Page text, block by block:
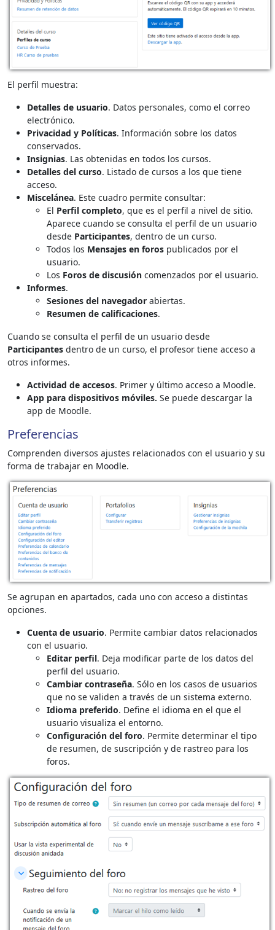
El perfil muestra:
Detalles de usuario. Datos personales, como el correo
electrónico.
Privacidad y Políticas. Información sobre los datos
conservados.
Insignias. Las obtenidas en todos los cursos.
Detalles del curso. Listado de cursos a los que tiene
acceso.
Miscelánea. Este cuadro permite consultar:
El Perfil completo, que es el perfil a nivel de sitio.
Aparece cuando se consulta el perfil de un usuario
desde Participantes, dentro de un curso.
Todos los Mensajes en foros publicados por el
usuario.
Los Foros de discusión comenzados por el usuario.
Informes.
Sesiones del navegador abiertas.
Resumen de calificaciones.
Cuando se consulta el perfil de un usuario desde
Participantes dentro de un curso, el profesor tiene acceso a
otros informes.
Actividad de accesos. Primer y último acceso a Moodle.
App para dispositivos móviles. Se puede descargar la
app de Moodle.
Preferencias
Comprenden diversos ajustes relacionados con el usuario y su
forma de trabajar en Moodle.
Se agrupan en apartados, cada uno con acceso a distintas
opciones.
Cuenta de usuario. Permite cambiar datos relacionados
con el usuario.
Editar perfil. Deja modificar parte de los datos del
perfil del usuario.
Cambiar contraseña. Sólo en los casos de usuarios
que no se validen a través de un sistema externo.
Idioma preferido. Define el idioma en el que el
usuario visualiza el entorno.
Configuración del foro. Permite determinar el tipo
de resumen, de suscripción y de rastreo para los
foros.